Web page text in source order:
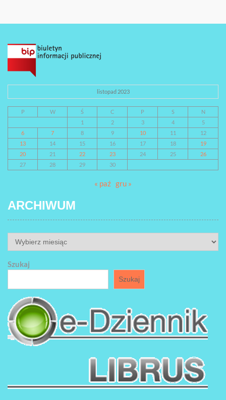
listopad 2023
P W Ś C P S
N
1
2 3 4
5
6
7 8 9 10 11
12
13
14 15 16 17 18
19
20
21 22 23 24 25
26
27
28 29 30
« paź gru »
ARCHIWUM
ARCHIWUM
Szukaj
Szukaj